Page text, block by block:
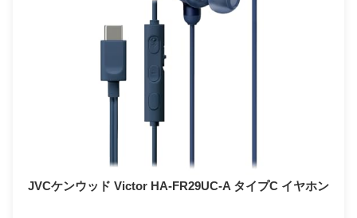
JVCケンウッド Victor HA-FR29UC-A タイプC イヤホン